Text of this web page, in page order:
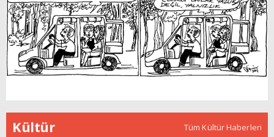
Kültür Tüm Kültür Haberleri